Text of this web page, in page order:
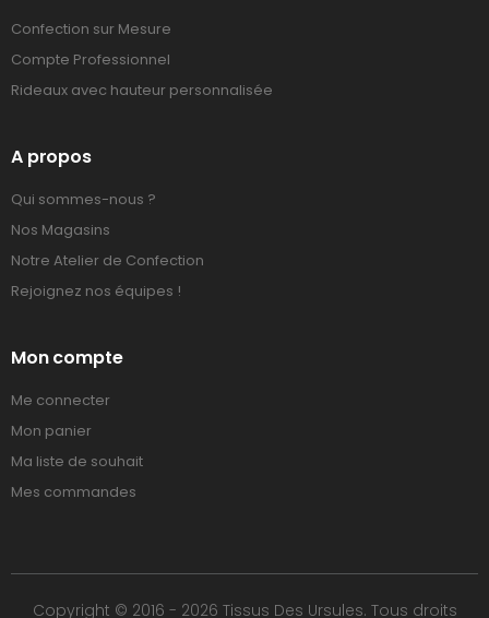
Confection sur Mesure
Compte Professionnel
Rideaux avec hauteur personnalisée
A propos
Qui sommes-nous ?
Nos Magasins
Notre Atelier de Confection
Rejoignez nos équipes !
Mon compte
Me connecter
Mon panier
Ma liste de souhait
Mes commandes
Copyright © 2016 - 2026 Tissus Des Ursules. Tous droits